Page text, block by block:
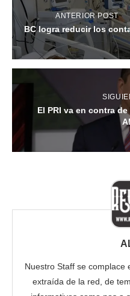
ANTERIOR POST
BC logra reducir los
El PRI va en contra
Nuestro Staff se complace
extraída de la red, de